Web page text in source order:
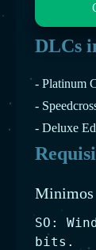
DLCs
- Platinum
-
- Deluxe
Minimos
SO:
bits.